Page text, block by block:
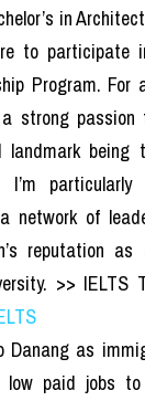
in
to participate
Program.
a strong
landmark being
I’m
network of
reputation as
>> IELTS
Danang as
low paid jobs